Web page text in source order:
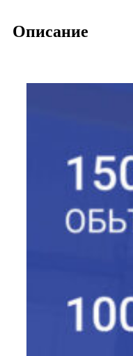
Описание